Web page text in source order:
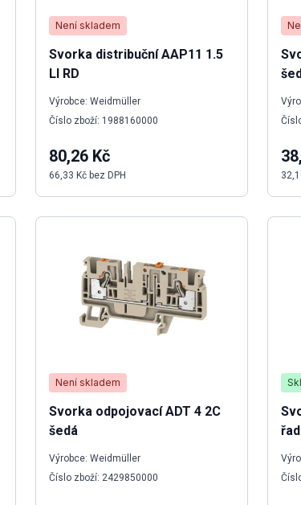
Není skladem
Svorka distribuční AAP11 1.5
LI RD
Výrobce: Weidmüller
Číslo zboží: 1988160000
80,26 Kč
66,33 Kč bez DPH
Není skladem
Svorka odpojovací ADT 4 2C
šedá
Výrobce: Weidmüller
Číslo zboží: 2429850000